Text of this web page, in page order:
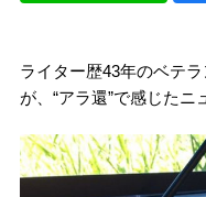
ライター歴43年のベテ
が、“アラ還”で感じたニ